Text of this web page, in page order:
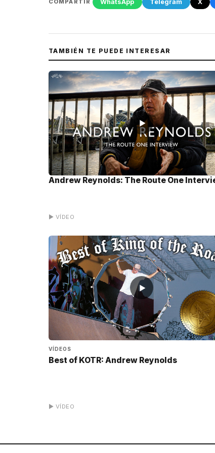
COMPARTIR WhatsApp Telegram X
TAMBIÉN TE PUEDE INTERESAR
▶
Andrew Reynolds: The Route One
▶ VÍDEO
▶
VÍDEOS
Best of KOTR: Andrew Reynolds
▶ VÍDEO